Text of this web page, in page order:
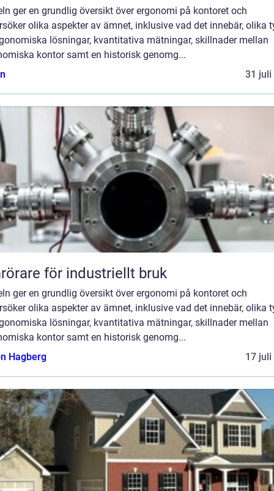
ger en grundlig översikt över ergonomi på kontoret och
olika aspekter av ämnet, inklusive vad det innebär, olika
lösningar, kvantitativa mätningar, skillnader mellan
kontor samt en historisk genomg...
31 juli
för industriellt bruk
ger en grundlig översikt över ergonomi på kontoret och
olika aspekter av ämnet, inklusive vad det innebär, olika
lösningar, kvantitativa mätningar, skillnader mellan
kontor samt en historisk genomg...
Hagberg
17 juli